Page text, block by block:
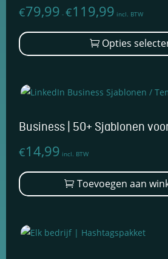
€79,99 - €119,99
tot
€119,99
incl. BTW
Opties
Business | 50+ Sjablonen
€14,99 incl. BTW
Toevoegen aan